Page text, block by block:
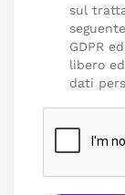
sul
seguente
GDPR
libero
dati